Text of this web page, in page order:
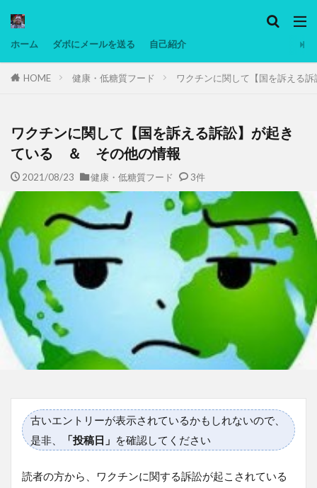
ホーム ダボにメールを送る 自己紹介
HOME 健康・低糖質フード ワクチンに関して【国を訴える
ワクチンに関して【国を訴える訴訟】が起き
ている ＆ その他の情報
2021/08/23 健康・低糖質フード 3件
古いエントリーが表示されているかもしれないので、
是非、
「投稿日」 を確認してください
読者の方から、ワクチンに関する訴訟が起こされている
タグ
マレーシア動画
ヨーグルト
低温調理・スロークッカー
備忘録
動画 日本人村社会
検索